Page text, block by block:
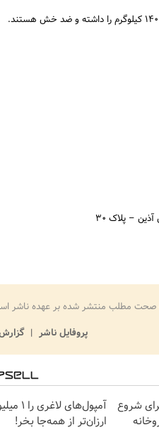
– پلاک 30
صحت مطلب منتشر شده بر عهده ناشر
پروفایل ناشر
شروع
ارزان‌تر از همه‌جا بخر!